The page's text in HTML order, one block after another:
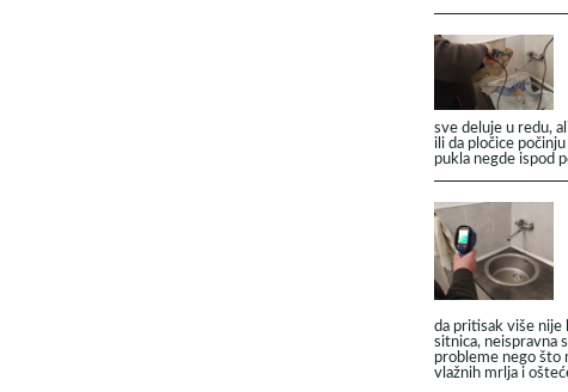
sve deluje u redu,
ili da pločice
pukla negde ispod
da pritisak više nije
sitnica, neispravna
probleme nego što
vlažnih mrlja i